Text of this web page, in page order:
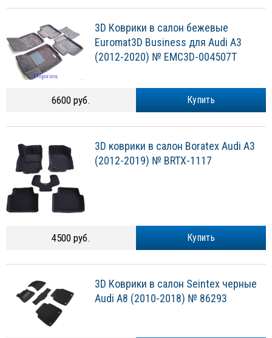
3D Коврики в салон бежевые
Euromat3D Business для Audi A3
(2012-2020) № EMC3D-004507T
Купить
6600 руб.
3D коврики в салон Boratex Audi A3
(2012-2019) № BRTX-1117
Купить
4500 руб.
3D Коврики в салон Seintex черные
Audi A8 (2010-2018) № 86293